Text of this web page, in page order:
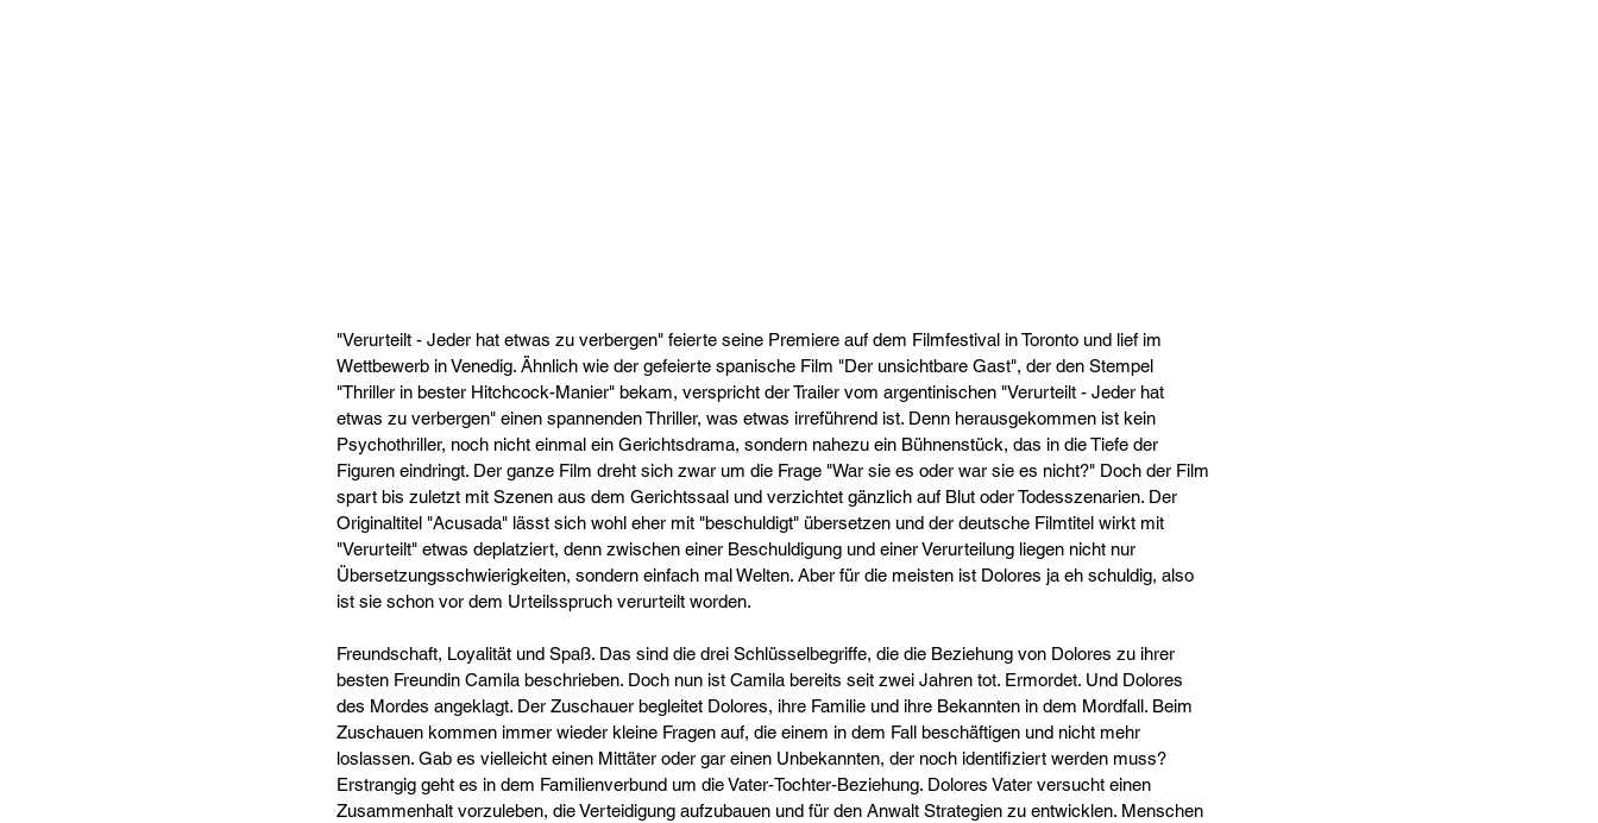
"Verurteilt - Jeder hat etwas zu verbergen" feierte seine Premiere auf dem Filmfestival in Toronto und lief im
Wettbewerb in Venedig. Ähnlich wie der gefeierte spanische Film "Der unsichtbare Gast", der den Stempel
"Thriller in bester Hitchcock-Manier" bekam, verspricht der Trailer vom argentinischen "Verurteilt - Jeder hat
etwas zu verbergen" einen spannenden Thriller, was etwas irreführend ist. Denn herausgekommen ist kein
Psychothriller, noch nicht einmal ein Gerichtsdrama, sondern nahezu ein Bühnenstück, das in die Tiefe der
Figuren eindringt. Der ganze Film dreht sich zwar um die Frage "War sie es oder war sie es nicht?" Doch der Film
spart bis zuletzt mit Szenen aus dem Gerichtssaal und verzichtet gänzlich auf Blut oder Todesszenarien. Der
Originaltitel "Acusada" lässt sich wohl eher mit "beschuldigt" übersetzen und der deutsche Filmtitel wirkt mit
"Verurteilt" etwas deplatziert, denn zwischen einer Beschuldigung und einer Verurteilung liegen nicht nur
Übersetzungsschwierigkeiten, sondern einfach mal Welten. Aber für die meisten ist Dolores ja eh schuldig, also
ist sie schon vor dem Urteilsspruch verurteilt worden.
Freundschaft, Loyalität und Spaß. Das sind die drei Schlüsselbegriffe, die die Beziehung von Dolores zu ihrer
besten Freundin Camila beschrieben. Doch nun ist Camila bereits seit zwei Jahren tot. Ermordet. Und Dolores
des Mordes angeklagt. Der Zuschauer begleitet Dolores, ihre Familie und ihre Bekannten in dem Mordfall. Beim
Zuschauen kommen immer wieder kleine Fragen auf, die einem in dem Fall beschäftigen und nicht mehr
loslassen. Gab es vielleicht einen Mittäter oder gar einen Unbekannten, der noch identifiziert werden muss?
Erstrangig geht es in dem Familienverbund um die Vater-Tochter-Beziehung. Dolores Vater versucht einen
Zusammenhalt vorzuleben, die Verteidigung aufzubauen und für den Anwalt Strategien zu entwicklen. Menschen